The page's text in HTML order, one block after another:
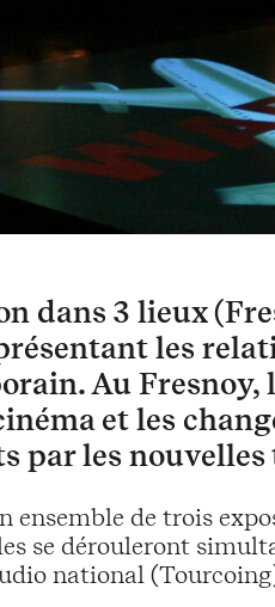
dans 3 lieux
les
Au Fresnoy,
et les
par les nouvelles
ensemble de trois
se dérouleront
national